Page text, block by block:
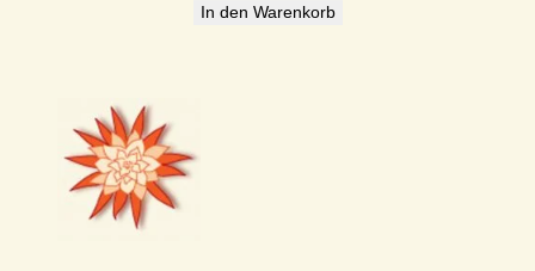
In den Warenkorb